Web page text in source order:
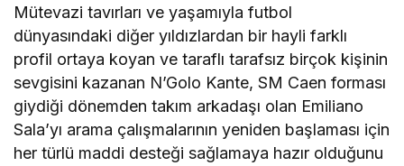
Mütevazi tavırları ve yaşamıyla futbol
dünyasındaki diğer yıldızlardan bir hayli farklı
profil ortaya koyan ve taraflı tarafsız birçok kişinin
sevgisini kazanan N’Golo Kante, SM Caen forması
giydiği dönemden takım arkadaşı olan Emiliano
Sala’yı arama çalışmalarının yeniden başlaması için
her türlü maddi desteği sağlamaya hazır olduğunu